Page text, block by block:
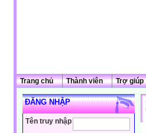
Trang chủ Thành viên Trợ giúp
ĐĂNG NHẬP
Tên truy nhập